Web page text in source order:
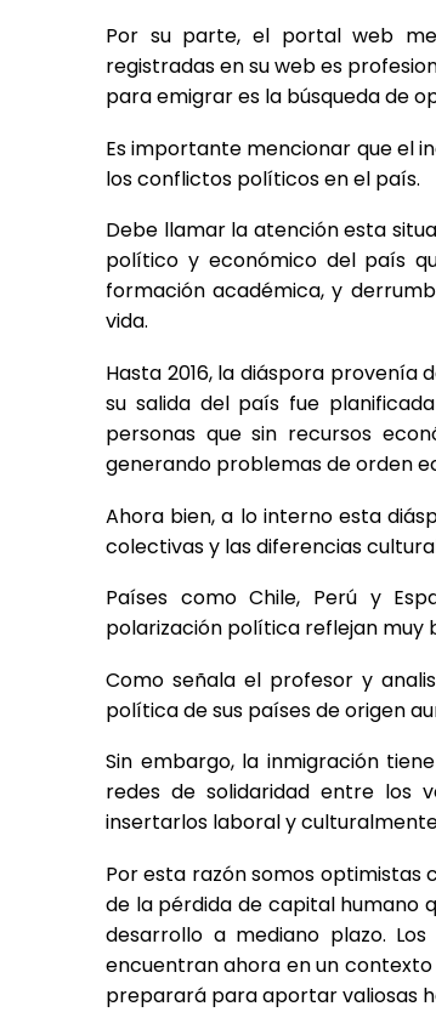
Por su parte, el portal web
registradas en su web es
para emigrar es la búsqueda de
Es importante mencionar que el
los conflictos políticos en el país.
Debe llamar la atención esta
político y económico del país
formación académica, y
vida.
Hasta 2016, la diáspora
su salida del país fue
personas que sin recursos
generando problemas de orden
Ahora bien, a lo interno esta
colectivas y las diferencias
Países como Chile, Perú y
polarización política reflejan muy
Como señala el profesor y
política de sus países de origen
Sin embargo, la inmigración
redes de solidaridad entre los
insertarlos laboral y
Por esta razón somos optimistas
de la pérdida de capital humano
desarrollo a mediano plazo.
encuentran ahora en un
preparará para aportar valiosas